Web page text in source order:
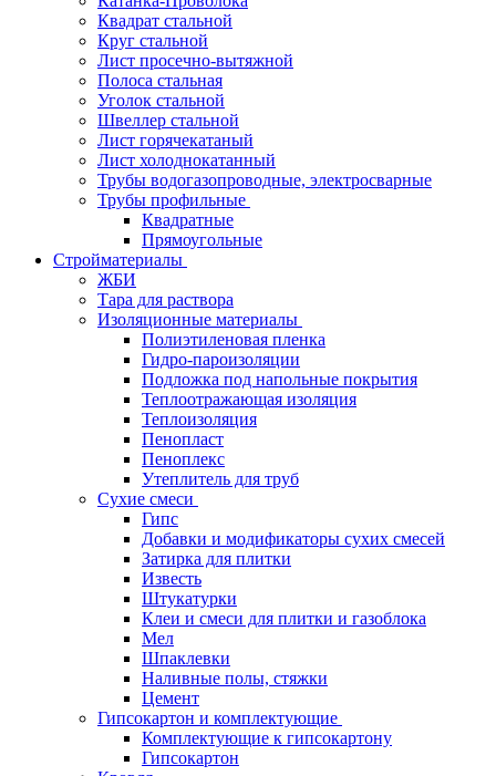
Квадрат стальной
Круг стальной
Лист просечно-вытяжной
Полоса стальная
Уголок стальной
Швеллер стальной
Лист горячекатаный
Лист холоднокатанный
Трубы водогазопроводные, электросварные
Трубы профильные
Квадратные
Прямоугольные
Стройматериалы
ЖБИ
Тара для раствора
Изоляционные материалы
Полиэтиленовая пленка
Гидро-пароизоляции
Подложка под напольные покрытия
Теплоотражающая изоляция
Теплоизоляция
Пенопласт
Пеноплекс
Утеплитель для труб
Сухие смеси
Гипс
Добавки и модификаторы сухих смесей
Затирка для плитки
Известь
Штукатурки
Клеи и смеси для плитки и газоблока
Мел
Шпаклевки
Наливные полы, стяжки
Цемент
Гипсокартон и комплектующие
Комплектующие к гипсокартону
Гипсокартон